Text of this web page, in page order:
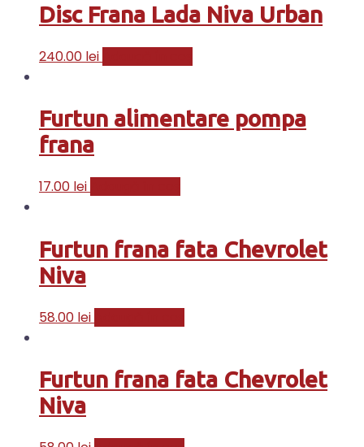
Disc Frana Lada Niva Urban
240.00 lei
Furtun alimentare pompa
frana
17.00 lei
Furtun frana fata Chevrolet
Niva
58.00 lei
Furtun frana fata Chevrolet
Niva